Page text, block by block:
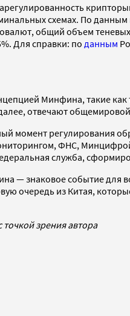
схемах. По
общий объем
Для справки: по данным
Минфина, такие
отвечают
момент регулирования
ФНС, Минцифрой
служба,
— знаковое событие для
очередь из Китая,
зрения автора